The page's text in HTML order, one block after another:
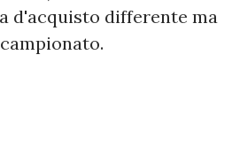
d'acquisto differente ma